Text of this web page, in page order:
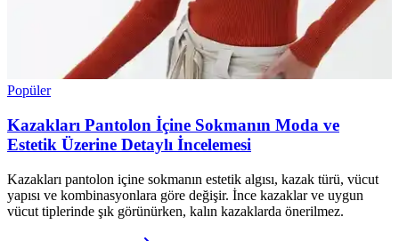
Popüler
Kazakları Pantolon İçine Sokmanın Moda ve
Estetik Üzerine Detaylı İncelemesi
Kazakları pantolon içine sokmanın estetik algısı, kazak türü, vücut
yapısı ve kombinasyonlara göre değişir. İnce kazaklar ve uygun
vücut tiplerinde şık görünürken, kalın kazaklarda önerilmez.